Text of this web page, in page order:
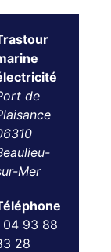
de
Mer
04 93 88
28